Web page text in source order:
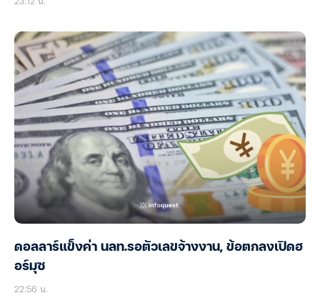
ดอลลาร์แข็งค่า นลท.รอตัวเลขจ้างงาน, ข้อตกลงเปิดฮ
อร์มุซ
22:56 น.